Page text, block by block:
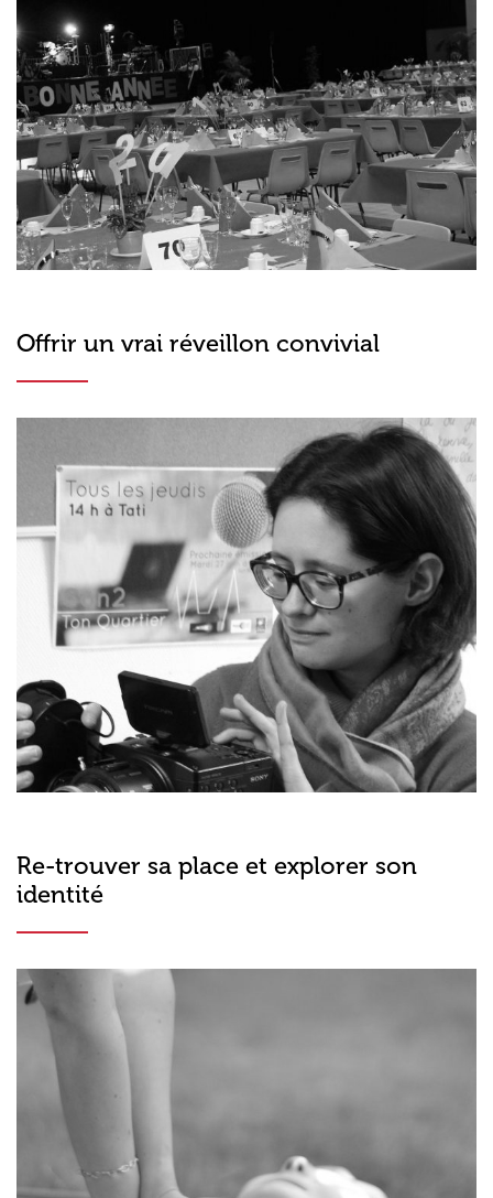
Offrir un vrai réveillon convivial
Re-trouver sa place et explorer son
identité